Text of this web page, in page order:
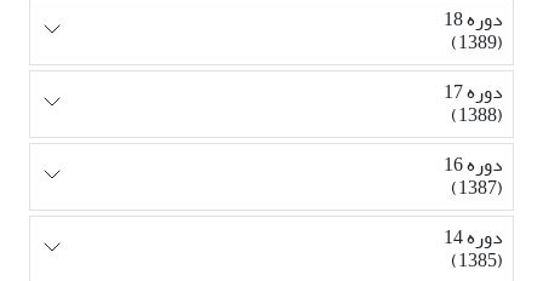
دوره 18
(1389)
دوره 17
(1388)
دوره 16
(1387)
دوره 14
(1385)